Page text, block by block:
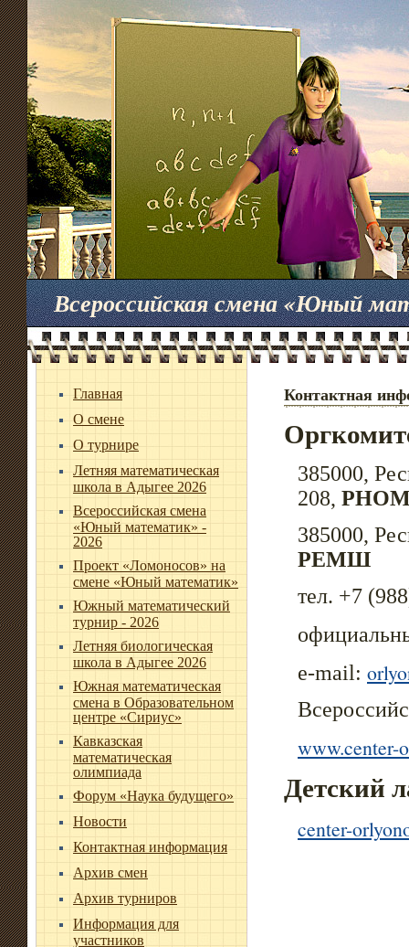
Всероссийская смена «Юный
Главная
О смене
О турнире
Летняя математическая
школа в Адыгее 2026
Всероссийская смена
«Юный математик» -
2026
Проект «Ломоносов» на
смене «Юный математик»
Южный математический
турнир - 2026
Летняя биологическая
школа в Адыгее 2026
Южная математическая
смена в Образовательном
центре «Сириус»
Кавказская
математическая
олимпиада
Форум «Наука будущего»
Новости
Контактная информация
Архив смен
Архив турниров
Информация для
участников
Контактная
385000,
208,
385000,
РЕМШ
тел. +7
e-mail:
www.center-
Детский
center-